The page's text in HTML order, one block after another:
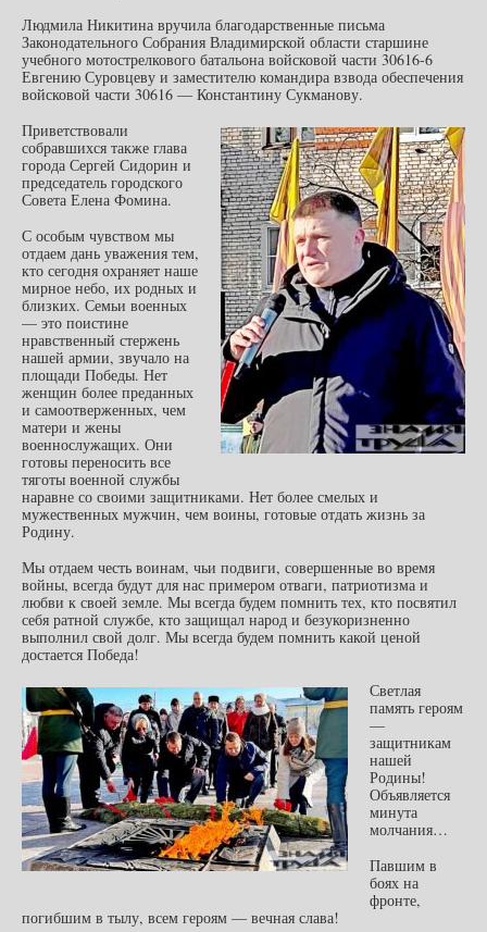
Людмила Никитина вручила благодарственные письма
Законодательного Собрания Владимирской области старшине
учебного мотострелкового батальона войсковой части 30616-6
Евгению Суровцеву и заместителю командира взвода обеспечения
войсковой части 30616 — Константину Сукманову.
Приветствовали
собравшихся также глава
города Сергей Сидорин и
председатель городского
Совета Елена Фомина.
С особым чувством мы
отдаем дань уважения тем,
кто сегодня охраняет наше
мирное небо, их родных и
близких. Семьи военных
— это поистине
нравственный стержень
нашей армии, звучало на
площади Победы. Нет
женщин более преданных
и самоотверженных, чем
матери и жены
военнослужащих. Они
готовы переносить все
тяготы военной службы
наравне со своими защитниками. Нет более смелых и
мужественных мужчин, чем воины, готовые отдать жизнь за
Родину.
Мы отдаем честь воинам, чьи подвиги, совершенные во время
войны, всегда будут для нас примером отваги, патриотизма и
любви к своей земле. Мы всегда будем помнить тех, кто посвятил
себя ратной службе, кто защищал народ и безукоризненно
выполнил свой долг. Мы всегда будем помнить какой ценой
достается Победа!
Светлая
память героям
—
защитникам
нашей
Родины!
Объявляется
минута
молчания…
Павшим в
боях на
фронте,
погибшим в тылу, всем героям — вечная слава!